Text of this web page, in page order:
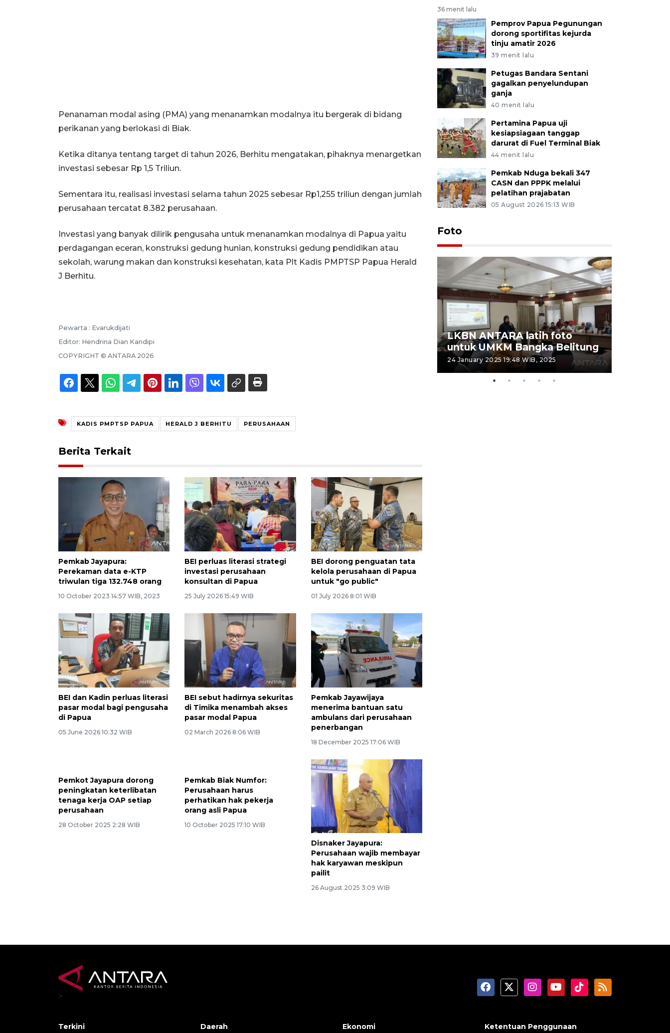
Penanaman modal asing (PMA) yang menanamkan modalnya itu bergerak di bidang
perikanan yang berlokasi di Biak.
Ketika ditanya tentang target di tahun 2026, Berhitu mengatakan, pihaknya menargetkan
investasi sebesar Rp 1,5 Triliun.
Sementara itu, realisasi investasi selama tahun 2025 sebesar Rp1,255 triliun dengan jumlah
perusahaan tercatat 8.382 perusahaan.
Investasi yang banyak dilirik pengusaha untuk menanamkan modalnya di Papua yaitu
perdagangan eceran, konstruksi gedung hunian, konstruksi gedung pendidikan atau
sekolah, warung makan dan konstruksi kesehatan, kata Plt Kadis PMPTSP Papua Herald
J Berhitu.
Pewarta : Evarukdijati
Editor: Hendrina Dian Kandipi
COPYRIGHT © ANTARA 2026
KADIS PMPTSP PAPUA HERALD J BERHITU PERUSAHAAN
Berita Terkait
Pemkab Jayapura:
Perekaman data e-KTP
triwulan tiga 132.748 orang
10 October 2023 14:57 WIB, 2023
BEI perluas literasi strategi
investasi perusahaan
konsultan di Papua
25 July 2026 15:49 WIB
BEI dorong penguatan tata
kelola perusahaan di Papua
untuk "go public"
01 July 2026 8:01 WIB
BEI dan Kadin perluas literasi
pasar modal bagi pengusaha
di Papua
05 June 2026 10:32 WIB
BEI sebut hadirnya sekuritas
di Timika menambah akses
pasar modal Papua
02 March 2026 8:06 WIB
Pemkab Jayawijaya
menerima bantuan satu
ambulans dari perusahaan
penerbangan
18 December 2025 17:06 WIB
Disnaker Jayapura:
Perusahaan wajib membayar
hak karyawan meskipun
pailit
26 August 2025 3:09 WIB
36 menit lalu
Pemprov Papua Pegunungan
dorong sportifitas kejurda
tinju amatir 2026
39 menit lalu
Petugas Bandara Sentani
gagalkan penyelundupan
ganja
40 menit lalu
Pertamina Papua uji
kesiapsiagaan tanggap
darurat di Fuel Terminal Biak
44 menit lalu
Pemkab Nduga bekali 347
CASN dan PPPK melalui
pelatihan prajabatan
05 August 2026 15:13 WIB
Foto
LKBN ANTARA latih foto
untuk UMKM Bangka Belitung
24 January 2025 19:48 WIB, 2025
>
Terkini Daerah Ekonomi Ketentuan Penggunaan